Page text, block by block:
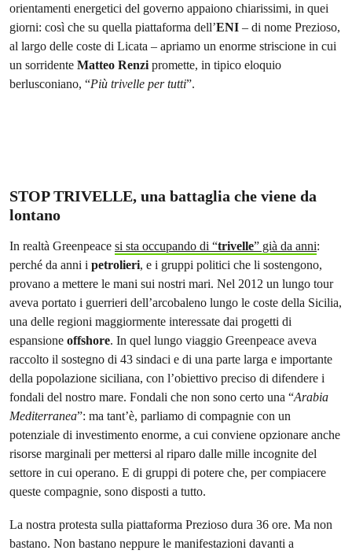
orientamenti energetici del governo appaiono chiarissimi, in quei
giorni: così che su quella piattaforma dell’ENI – di nome Prezioso,
al largo delle coste di Licata – apriamo un enorme striscione in cui
un sorridente Matteo Renzipromette, in tipico eloquio
berlusconiano, “Più trivelle per tutti”.
STOP TRIVELLE, una battaglia che viene da
lontano
In realtà Greenpeace si sta occupando di “trivelle” già da anni:
perché da anni i petrolieri, e i gruppi politici che li sostengono,
provano a mettere le mani sui nostri mari. Nel 2012 un lungo tour
aveva portato i guerrieri dell’arcobaleno lungo le coste della Sicilia,
una delle regioni maggiormente interessate dai progetti di
espansione offshore. In quel lungo viaggio Greenpeace aveva
raccolto il sostegno di 43 sindaci e di una parte larga e importante
della popolazione siciliana, con l’obiettivo preciso di difendere i
fondali del nostro mare. Fondali che non sono certo una “Arabia
Mediterranea”: ma tant’è, parliamo di compagnie con un
potenziale di investimento enorme, a cui conviene opzionare anche
risorse marginali per mettersi al riparo dalle mille incognite del
settore in cui operano. E di gruppi di potere che, per compiacere
queste compagnie, sono disposti a tutto.
La nostra protesta sulla piattaforma Prezioso dura 36 ore. Ma non
bastano. Non bastano neppure le manifestazioni davanti a